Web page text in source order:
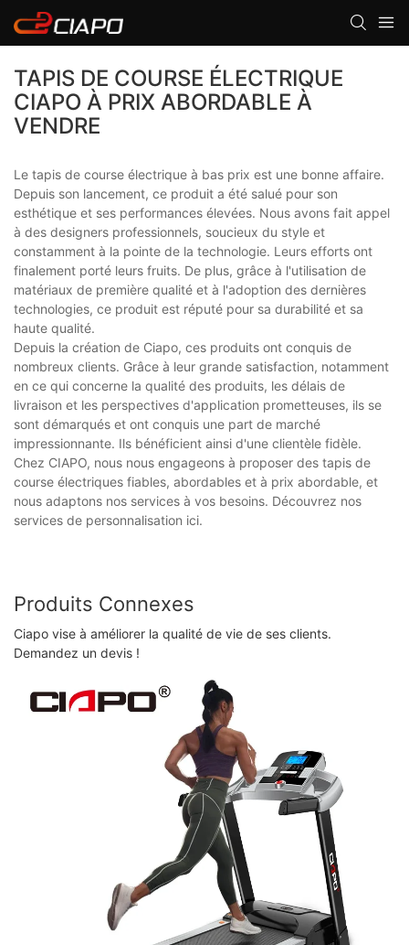
TAPIS DE COURSE ÉLECTRIQUE
CIAPO À PRIX ABORDABLE À
VENDRE
Le tapis de course électrique à bas prix est une bonne affaire.
Depuis son lancement, ce produit a été salué pour son
esthétique et ses performances élevées. Nous avons fait appel
à des designers professionnels, soucieux du style et
constamment à la pointe de la technologie. Leurs efforts ont
finalement porté leurs fruits. De plus, grâce à l'utilisation de
matériaux de première qualité et à l'adoption des dernières
technologies, ce produit est réputé pour sa durabilité et sa
haute qualité.
Depuis la création de Ciapo, ces produits ont conquis de
nombreux clients. Grâce à leur grande satisfaction, notamment
en ce qui concerne la qualité des produits, les délais de
livraison et les perspectives d'application prometteuses, ils se
sont démarqués et ont conquis une part de marché
impressionnante. Ils bénéficient ainsi d'une clientèle fidèle.
Chez CIAPO, nous nous engageons à proposer des tapis de
course électriques fiables, abordables et à prix abordable, et
nous adaptons nos services à vos besoins. Découvrez nos
services de personnalisation ici.
Produits Connexes
Ciapo vise à améliorer la qualité de vie de ses clients.
Demandez un devis !